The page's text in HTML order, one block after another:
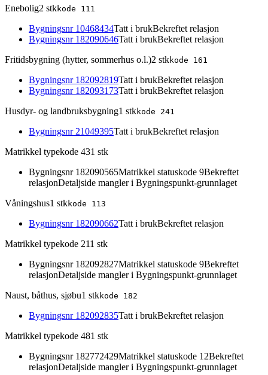
Enebolig2 stkkode 111
Bygningsnr 10468434Tatt i brukBekreftet relasjon
Bygningsnr 182090646Tatt i brukBekreftet relasjon
Fritidsbygning (hytter, sommerhus o.l.)2 stkkode 161
Bygningsnr 182092819Tatt i brukBekreftet relasjon
Bygningsnr 182093173Tatt i brukBekreftet relasjon
Husdyr- og landbruksbygning1 stkkode 241
Bygningsnr 21049395Tatt i brukBekreftet relasjon
Matrikkel typekode 431 stk
Bygningsnr 182090565Matrikkel statuskode 9Bekreftet
relasjonDetaljside mangler i Bygningspunkt-grunnlaget
Våningshus1 stkkode 113
Bygningsnr 182090662Tatt i brukBekreftet relasjon
Matrikkel typekode 211 stk
Bygningsnr 182092827Matrikkel statuskode 9Bekreftet
relasjonDetaljside mangler i Bygningspunkt-grunnlaget
Naust, båthus, sjøbu1 stkkode 182
Bygningsnr 182092835Tatt i brukBekreftet relasjon
Matrikkel typekode 481 stk
Bygningsnr 182772429Matrikkel statuskode 12Bekreftet
relasjonDetaljside mangler i Bygningspunkt-grunnlaget